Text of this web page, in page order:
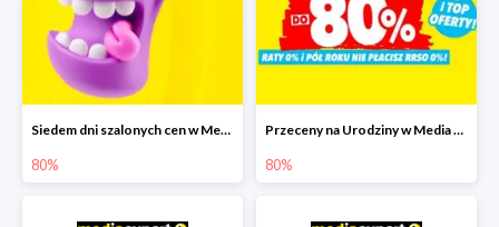
Siedem dni szalonych cen w Media Expert do -80%
80%
Przeceny na Urodziny w Media Expert do -80%
80%